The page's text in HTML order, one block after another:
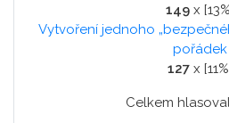
149x
Vytvoření jednoho
pořádek
127x
Celkem